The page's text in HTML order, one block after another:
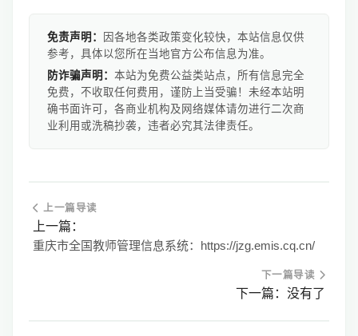
免责声明：
因各地各类政策变化较快，本站信息仅供
参考，具体以您所在当地官方公布信息为准。
防诈骗声明： 本站为免费公益类站点，所有信息完全
免费，不收取任何费用，谨防上当受骗！未经本站明
确书面许可，各商业机构及网络媒体请勿进行二次商
业利用或洗稿抄袭，违者必究其法律责任。
上一篇导读
上一篇：
重庆市全国教师管理信息系统：https://jzg.emis.cq.cn/
下一篇导读
下一篇：没有了